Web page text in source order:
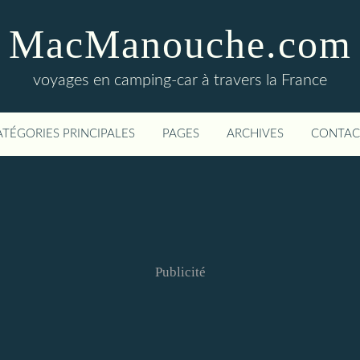
MacManouche.com
voyages en camping-car à travers la France
PRINCIPALES PAGES ARCHIVES
Publicité